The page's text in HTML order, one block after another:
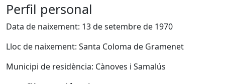
Perfil personal
Data de naixement: 13 de setembre de 1970
Lloc de naixement: Santa Coloma de Gramenet
Municipi de residència: Cànoves i Samalús